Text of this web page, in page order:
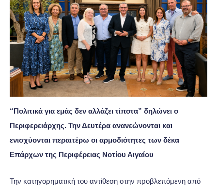
“Πολιτικά για εμάς δεν αλλάζει τίποτα” δηλώνει ο
Περιφερειάρχης. Την Δευτέρα ανανεώνονται και
ενισχύονται περαιτέρω οι αρμοδιότητες των δέκα
Επάρχων της Περιφέρειας Νοτίου Αιγαίου
Την κατηγορηματική του αντίθεση στην προβλεπόμενη από